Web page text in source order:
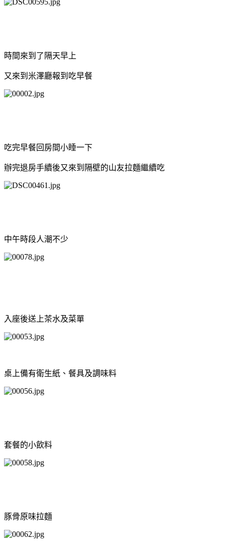
時間來到了隔天早上
又來到米澤廳報到吃早餐
吃完早餐回房間小睡一下
辦完退房手續後又來到隔壁的山友拉麵繼續吃
中午時段人潮不少
入座後送上茶水及菜單
桌上備有衛生紙、餐具及調味料
套餐的小飲料
豚骨原味拉麵